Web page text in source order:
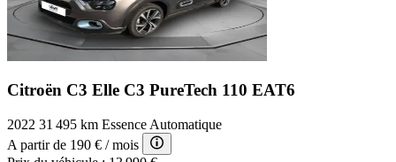
Citroën C3 Elle C3 PureTech 110 EAT6
2022 31 495 km Essence Automatique
A partir de 190 € / mois